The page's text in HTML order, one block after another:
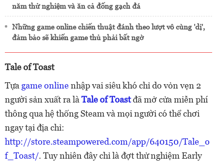
năm thử nghiệm và ăn cả đống gạch đá
Những game online chiến thuật đánh theo lượt vô cùng 'dị',
đảm bảo sẽ khiến game thủ phải bất ngờ
Tale of Toast
Tựa game onlinenhập vai siêu khó chỉ do vỏn vẹn 2
người sản xuất ra là Tale of Toastđã mở cửa miễn phí
thông qua hệ thống Steam và mọi người có thể chơi
ngay tại địa chỉ:
http://store.steampowered.com/app/640150/Tale_o
f_Toast/. Tuy nhiên đây chỉ là đợt thử nghiệm Early